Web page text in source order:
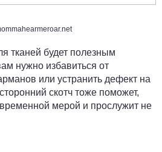
тканей будет полезным
нужно избавиться от
или устранить дефект на
скотч тоже поможет,
временной мерой и прослужит не